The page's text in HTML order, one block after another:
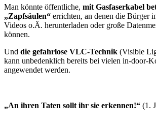
Man könnte öffentliche, mit Gasfaserkabel
„Zapfsäulen“ errichten, an denen die Bürger
Videos o.Ä. herunterladen oder große
können.
Und die gefahrlose VLC-Technik (Visible
kann unbedenklich bereits bei vielen in-door-
angewendet werden.
„An ihren Taten sollt ihr sie erkennen!“ (1.